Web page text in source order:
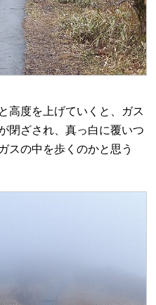
高度を上げていくと、ガス
閉ざされ、真っ白に覆いつ
スの中を歩くのかと思う